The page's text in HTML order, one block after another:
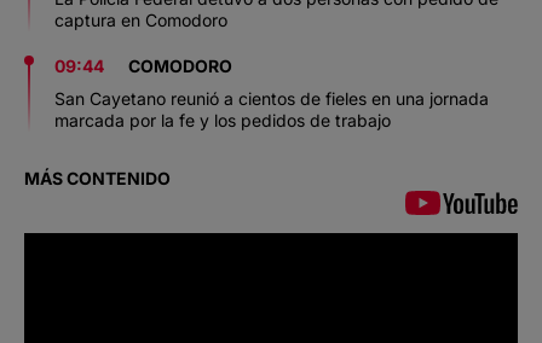
captura en Comodoro
09:44
COMODORO
San Cayetano reunió a cientos de fieles en una jornada
marcada por la fe y los pedidos de trabajo
MÁS CONTENIDO